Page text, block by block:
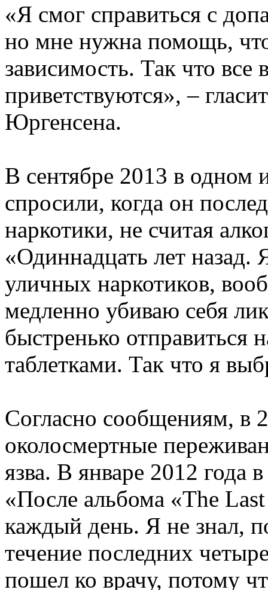
«Я смог справиться с
но мне нужна помощь,
зависимость. Так что
приветствуются», –
Юргенсена.
В сентябре 2013 в одном
спросили, когда он
наркотики, не считая
«Одиннадцать лет
уличных наркотиков,
медленно убиваю себя
быстренько отправиться
таблетками. Так что я
Согласно сообщениям, в
околосмертные
язва. В январе 2012 года
«После альбома «The
каждый день. Я не знал,
течение последних
пошел ко врачу, потому